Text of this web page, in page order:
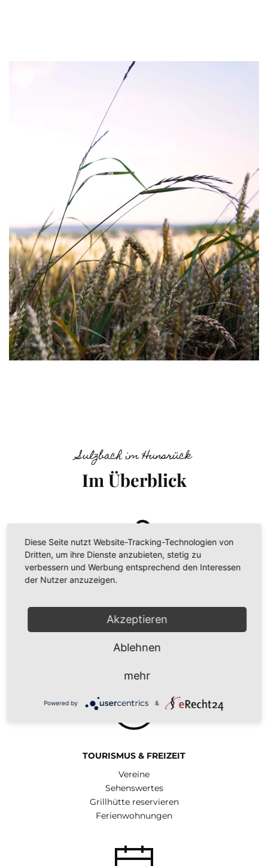
Sulzbach im Hunsrück
Im Überblick
RATHAUS & GEMEINDE
Geschichte
Alltag
Gewerbe
TOURISMUS & FREIZEIT
Vereine
Sehenswertes
Grillhütte reservieren
Ferienwohnungen
Diese Seite nutzt Website-Tracking-Technologien von
Dritten, um ihre Dienste anzubieten, stetig zu
verbessern und Werbung entsprechend den Interessen
der Nutzer anzuzeigen.
Akzeptieren
Ablehnen
mehr
Powered by &